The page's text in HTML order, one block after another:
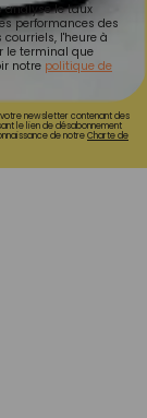
analyse le taux
performances des
l'heure à
le terminal que
notre politique de
newsletter contenant des
le lien de désabonnement
de notreCharte de